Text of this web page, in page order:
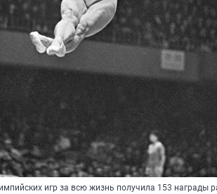
игр за всю жизнь получила 153 награды